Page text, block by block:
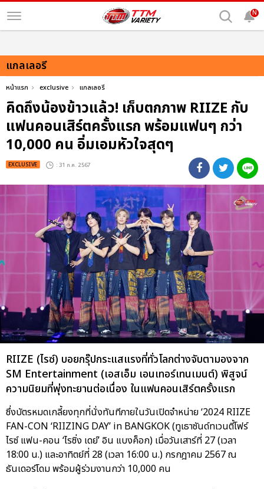
N
แกลเลอรี
หน้าแรก exclusive แกลเลอรี
คิดถึงน้องข้าวแล้ว! เก็บตกภาพ RIIZE กับ
แฟนคอนเสิร์ตครั้งแรก พร้อมแฟนๆ กว่า
10,000 คน อิ่มเอมหัวใจสุดๆ
EXCLUSIVE : 31 ก.ค. 2567
RIIZE (ไรซ์) บอยกรุ๊ปกระแสแรงที่ทั่วโลกต่างจับตามองจาก
SM Entertainment (เอสเอ็ม เอนเทอร์เทนเมนต์) พิสูจน์
ความนิยมที่พุ่งทะยานต่อเนื่อง ในแฟนคอนเสิร์ตครั้งแรก
ซึ่งบัตรหมดเกลี้ยงทุกที่นั่งทันทีภายในวันเปิดจำหน่าย ‘2024 RIIZE
FAN-CON ‘RIIZING DAY’ in BANGKOK (ทูเธาซันด์ทเวนตี้โฟร์
ไรซ์ แฟน-คอน ‘ไรซิ่ง เดย์’ อิน แบงค็อก) เมื่อวันเสาร์ที่ 27 (เวลา
18:00 น.) และอาทิตย์ที่ 28 (เวลา 16:00 น.) กรกฎาคม 2567 ณ
ธันเดอร์โดม พร้อมผู้ร่วมงานกว่า 10,000 คน